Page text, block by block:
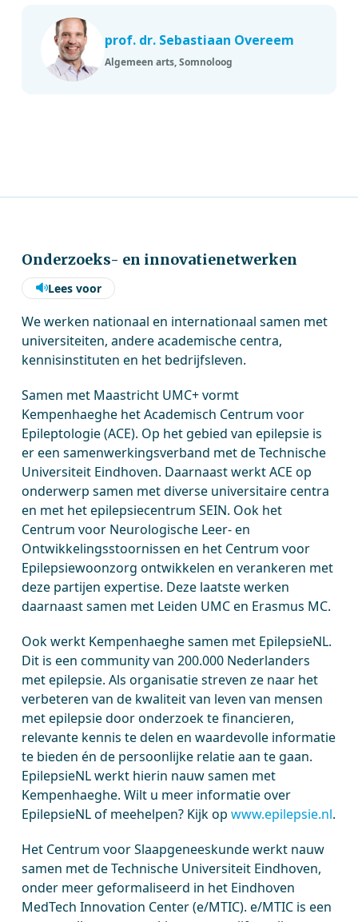
prof. dr. Sebastiaan Overeem
Algemeen arts, Somnoloog
Onderzoeks- en innovatienetwerken
Lees voor
We werken nationaal en internationaal samen met
universiteiten, andere academische centra,
kennisinstituten en het bedrijfsleven.
Samen met Maastricht UMC+ vormt
Kempenhaeghe het Academisch Centrum voor
Epileptologie (ACE). Op het gebied van epilepsie is
er een samenwerkingsverband met de Technische
Universiteit Eindhoven. Daarnaast werkt ACE op
onderwerp samen met diverse universitaire centra
en met het epilepsiecentrum SEIN. Ook het
Centrum voor Neurologische Leer- en
Ontwikkelingsstoornissen en het Centrum voor
Epilepsiewoonzorg ontwikkelen en verankeren met
deze partijen expertise. Deze laatste werken
daarnaast samen met Leiden UMC en Erasmus MC.
Ook werkt Kempenhaeghe samen met EpilepsieNL.
Dit is een community van 200.000 Nederlanders
met epilepsie. Als organisatie streven ze naar het
verbeteren van de kwaliteit van leven van mensen
met epilepsie door onderzoek te financieren,
relevante kennis te delen en waardevolle informatie
te bieden én de persoonlijke relatie aan te gaan.
EpilepsieNL werkt hierin nauw samen met
Kempenhaeghe. Wilt u meer informatie over
EpilepsieNL of meehelpen? Kijk opwww.epilepsie.nl.
Het Centrum voor Slaapgeneeskunde werkt nauw
samen met de Technische Universiteit Eindhoven,
onder meer geformaliseerd in het Eindhoven
MedTech Innovation Center (e/MTIC). e/MTIC is een